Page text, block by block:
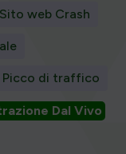
web Crash
Picco di traffico
Dal Vivo